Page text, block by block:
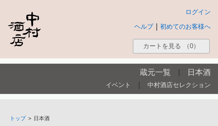
ログイン
初めてのお客様へ
ヘルプ
カートを見る （0）
蔵元一覧 日本酒
イベント 中村酒店セレクション
トップ > 日本酒